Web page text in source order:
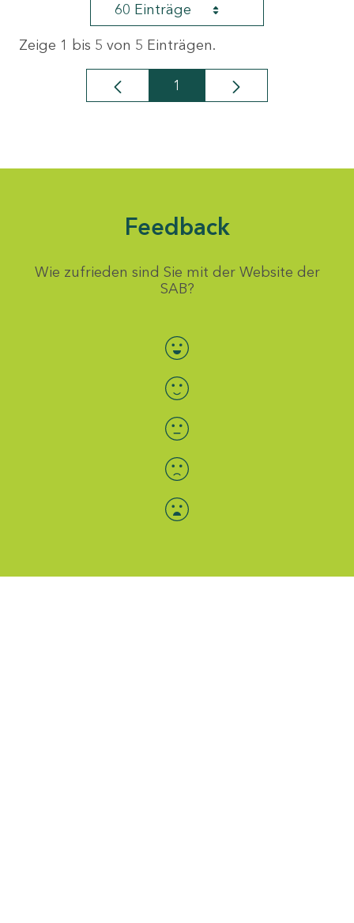
60 Einträge
Zeige 1 bis 5 von 5 Einträgen.
Seite
1
Feedback
Wie zufrieden sind Sie mit der Website der
SAB?
Bewertung auswählen